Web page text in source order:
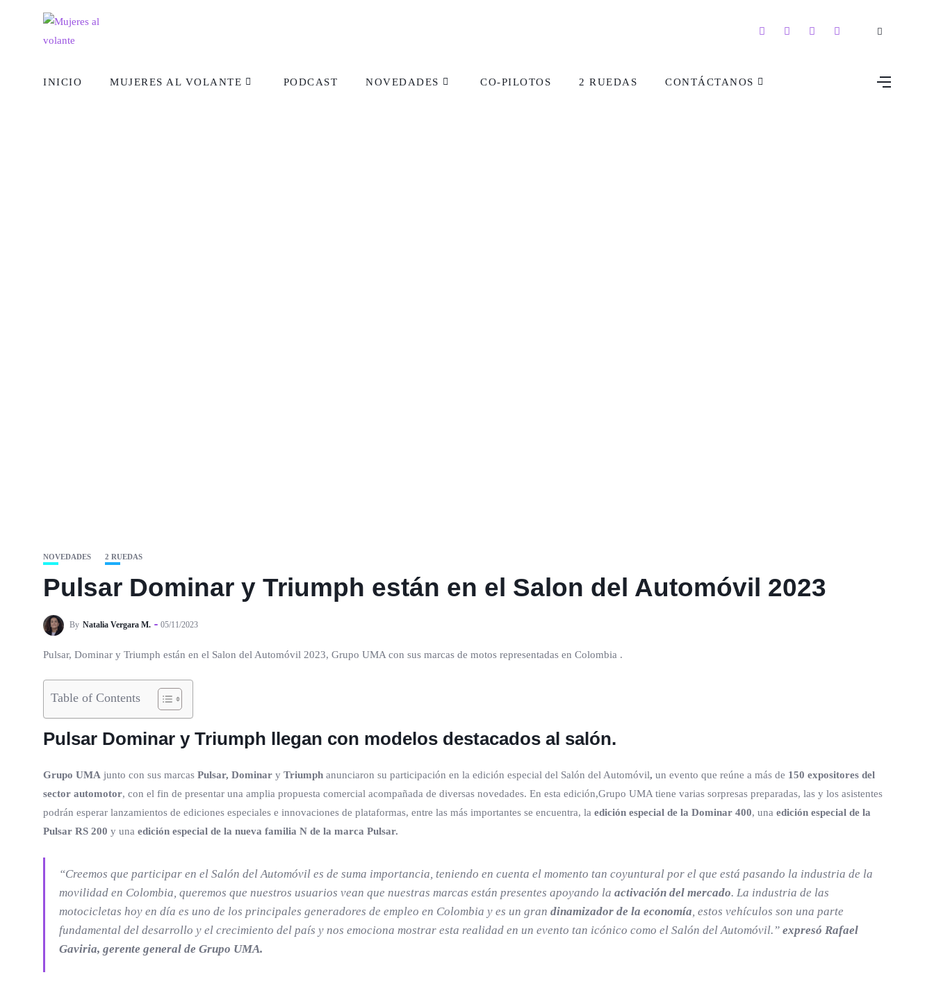
INICIO MUJERES AL VOLANTE PODCAST NOVEDADES CO-PILOTOS 2 RUEDAS CONTÁCTANOS
NOVEDADES 2 RUEDAS
Pulsar Dominar y Triumph están en el Salon del Automóvil 2023
By Natalia Vergara M. 05/11/2023
Pulsar, Dominar y Triumph están en el Salon del Automóvil 2023, Grupo UMA con sus marcas de motos representadas en Colombia .
Table of Contents
Pulsar Dominar y Triumph llegan con modelos destacados al salón.
Grupo UMA junto con sus marcas Pulsar, Dominar y Triumph anunciaron su participación en la edición especial del Salón del Automóvil, un evento que reúne a más de 150 expositores del
sector automotor, con el fin de presentar una amplia propuesta comercial acompañada de diversas novedades. En esta edición,Grupo UMA tiene varias sorpresas preparadas, las y los asistentes
podrán esperar lanzamientos de ediciones especiales e innovaciones de plataformas, entre las más importantes se encuentra, la edición especial de la Dominar 400, una edición especial de la
Pulsar RS 200 y una edición especial de la nueva familia N de la marca Pulsar.
“Creemos que participar en el Salón del Automóvil es de suma importancia, teniendo en cuenta el momento tan coyuntural por el que está pasando la industria de la
movilidad en Colombia, queremos que nuestros usuarios vean que nuestras marcas están presentes apoyando la activación del mercado. La industria de las
motocicletas hoy en día es uno de los principales generadores de empleo en Colombia y es un gran dinamizador de la economía, estos vehículos son una parte
fundamental del desarrollo y el crecimiento del país y nos emociona mostrar esta realidad en un evento tan icónico como el Salón del Automóvil.” expresó Rafael
Gaviria, gerente general de Grupo UMA.